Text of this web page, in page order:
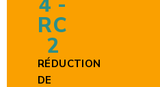
RC
2
RÉDUCTION
DE